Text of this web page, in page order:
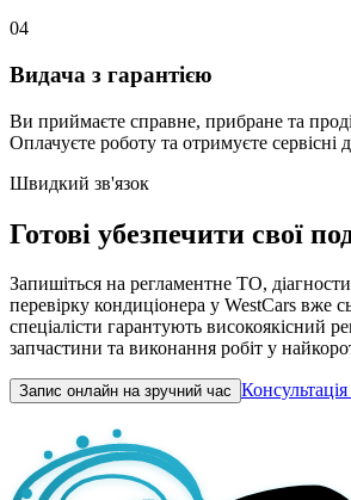
04
Видача з гарантією
Ви приймаєте справне, прибране та
Оплачуєте роботу та отримуєте
Швидкий зв'язок
Готові убезпечити свої
Запишіться на регламентне ТО,
перевірку кондиціонера у WestCars вже
спеціалісти гарантують високоякісний
запчастини та виконання робіт у
Запис онлайн на зручний час